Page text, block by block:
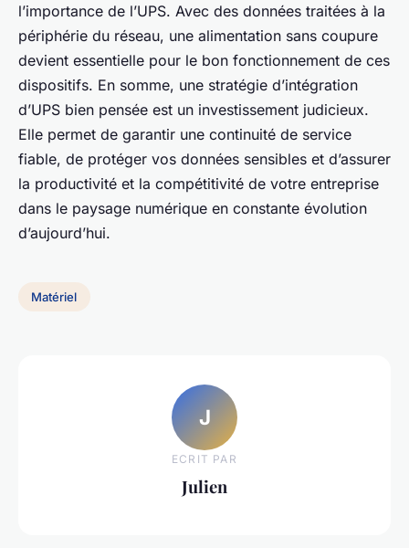
l’importance de l’UPS. Avec des données traitées à la
périphérie du réseau, une alimentation sans coupure
devient essentielle pour le bon fonctionnement de ces
dispositifs. En somme, une stratégie d’intégration
d’UPS bien pensée est un investissement judicieux.
Elle permet de garantir une continuité de service
fiable, de protéger vos données sensibles et d’assurer
la productivité et la compétitivité de votre entreprise
dans le paysage numérique en constante évolution
d’aujourd’hui.
Matériel
J
ECRIT PAR
Julien